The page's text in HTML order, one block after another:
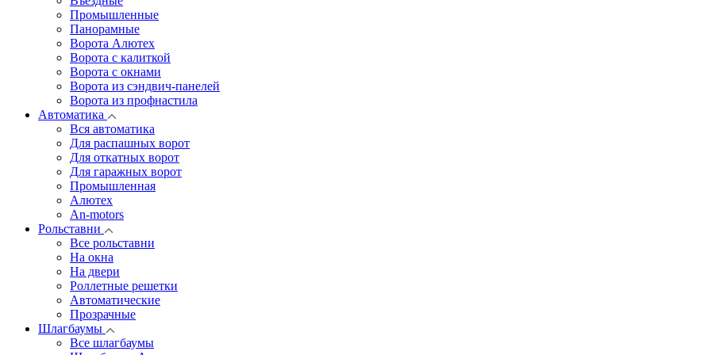
Промышленные
Панорамные
Ворота Алютех
Ворота с калиткой
Ворота c окнами
Ворота из сэндвич-панелей
Ворота из профнастила
Автоматика
Вся автоматика
Для распашных ворот
Для откатных ворот
Для гаражных ворот
Промышленная
Алютех
An-motors
Рольставни
Все рольставни
На окна
На двери
Роллетные решетки
Автоматические
Прозрачные
Шлагбаумы
Все шлагбаумы